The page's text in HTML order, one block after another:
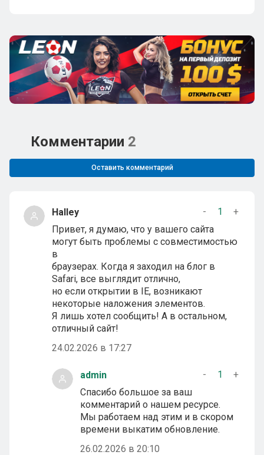
Комментарии 2
Оставить комментарий
Halley - 1
+
Привет, я думаю, что у вашего сайта
могут быть проблемы с совместимостью
в
браузерах. Когда я заходил на блог в
Safari, все выглядит отлично,
но если открытии в IE, возникают
некоторые наложения элементов.
Я лишь хотел сообщить! А в остальном,
отличный сайт!
24.02.2026 в 17:27
admin - 1
+
Спасибо большое за ваш
комментарий о нашем ресурсе.
Мы работаем над этим и в скором
времени выкатим обновление.
26.02.2026 в 20:10